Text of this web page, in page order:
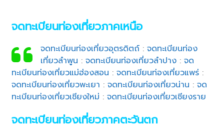
จดทะเบียนท่องเที่ยวภาคเหนือ
จดทะเบียนท่องเที่ยวอุตรดิตถ์: จดทะเบียนท่อง
เที่ยวลำพูน : จดทะเบียนท่องเที่ยวลำปาง: จด
ทะเบียนท่องเที่ยวแม่ฮ่องสอน :จดทะเบียนท่องเที่ยวแพร่ :
จดทะเบียนท่องเที่ยวพะเยา :จดทะเบียนท่องเที่ยวน่าน :จด
ทะเบียนท่องเที่ยวเชียงใหม่ :จดทะเบียนท่องเที่ยวเชียงราย
จดทะเบียนท่องเที่ยวภาคตะวันตก